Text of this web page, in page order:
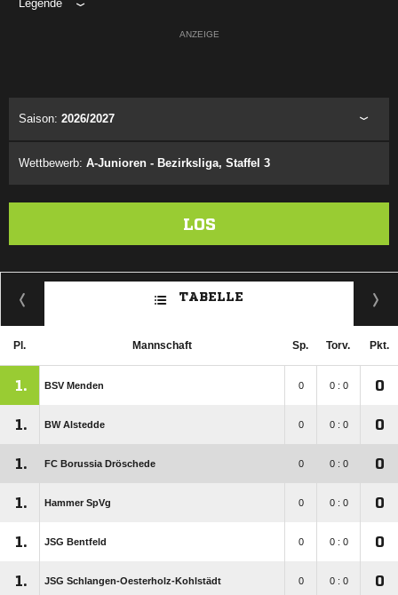
Legende
ANZEIGE
Saison: 2026/2027
Wettbewerb: A-Junioren - Bezirksliga, Staffel 3
LOS
TABELLE
Pl. Mannschaft Sp. Torv. Pkt.
1. BSV Menden 0 0 : 0 0
1. BW Alstedde 0 0 : 0 0
1. FC Borussia Dröschede 0 0 : 0 0
1. Hammer SpVg 0 0 : 0 0
1. JSG Bentfeld 0 0 : 0 0
1. JSG Schlangen-Oesterholz-Kohlstädt 0 0 : 0 0